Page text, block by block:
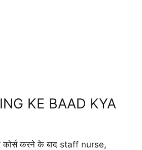
KE BAAD KYA
करने के बाद staff nurse,